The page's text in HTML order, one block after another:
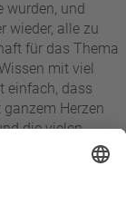
wurden, und
wieder, alle zu
für das Thema
mit viel
einfach, dass
Herzen
die vielen
die man so